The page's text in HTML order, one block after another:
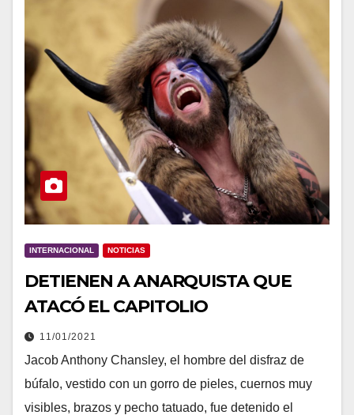
INTERNACIONAL NOTICIAS
DETIENEN A ANARQUISTA QUE
ATACÓ EL CAPITOLIO
11/01/2021
Jacob Anthony Chansley, el hombre del disfraz de
búfalo, vestido con un gorro de pieles, cuernos muy
visibles, brazos y pecho tatuado, fue detenido el